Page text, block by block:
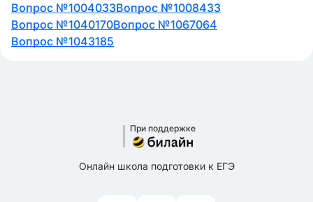
Вопрос №1004033Вопрос №1008433
Вопрос №1040170Вопрос №1067064
Вопрос №1043185
При поддержке
Онлайн школа подготовки к ЕГЭ